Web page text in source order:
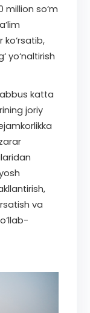
so‘m
yo‘naltirish
katta
joriy
va